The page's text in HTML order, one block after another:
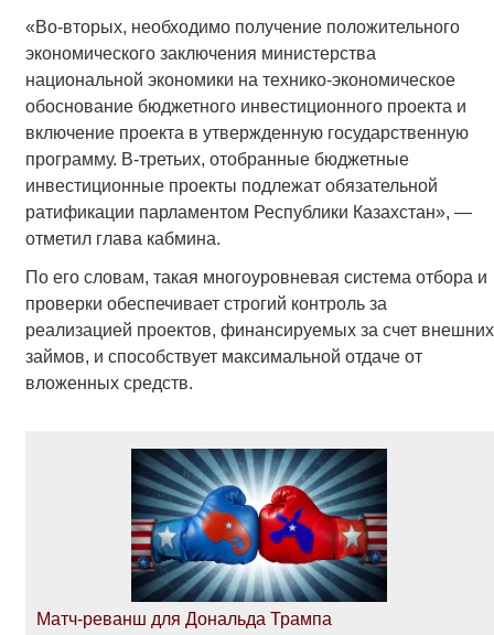
«Во-вторых, необходимо получение положительного
экономического заключения министерства
национальной экономики на технико-экономическое
обоснование бюджетного инвестиционного проекта и
включение проекта в утвержденную государственную
программу. В-третьих, отобранные бюджетные
инвестиционные проекты подлежат обязательной
ратификации парламентом Республики Казахстан», —
отметил глава кабмина.
По его словам, такая многоуровневая система отбора и
проверки обеспечивает строгий контроль за
реализацией проектов, финансируемых за счет внешних
займов, и способствует максимальной отдаче от
вложенных средств.
Матч-реванш для Дональда Трампа